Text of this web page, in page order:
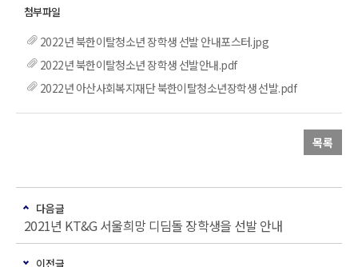
2022년 북한이탈청소년 장학생 선발 안내포스터.jpg
2022년 북한이탈청소년 장학생 선발안내.pdf
2022년 아산사회복지재단 북한이탈청소년장학생 선발.pdf
목록
다음글
2021년 KT&G 서울희망 디딤돌 장학생을 선발 안내
이전글